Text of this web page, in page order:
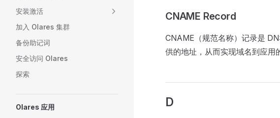
安装激活
加入 Olares 集群
备份助记词
安全访问 Olares
探索
Olares 应用
CNAME Record
CNAME（规范名称）记录是
供的地址，从而实现域名到应用
D